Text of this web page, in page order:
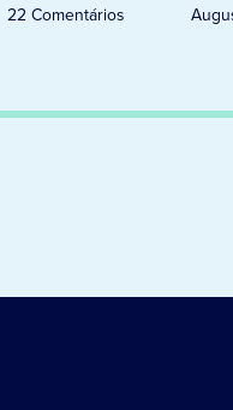
22 Comentários